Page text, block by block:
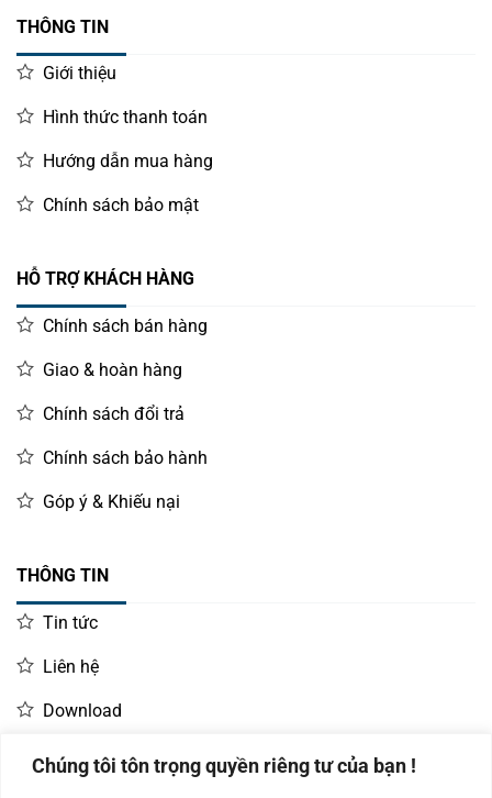
Chúng tôi tôn trọng quyền riêng tư của bạn !
THÔNG TIN
Giới thiệu
Hình thức thanh toán
Hướng dẫn mua hàng
Chính sách bảo mật
HỖ TRỢ KHÁCH HÀNG
Chính sách bán hàng
Giao & hoàn hàng
Chính sách đổi trả
Chính sách bảo hành
Góp ý & Khiếu nại
THÔNG TIN
Tin tức
Liên hệ
Download
LIÊN HỆ MUA HÀNG